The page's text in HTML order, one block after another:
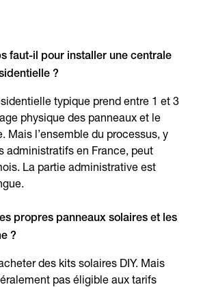
faut-il pour installer une centrale
typique prend entre 1 et 3
physique des panneaux et le
Mais l’ensemble du processus, y
administratifs en France, peut
La partie administrative est
propres panneaux solaires et les
?
des kits solaires DIY. Mais
pas éligible aux tarifs